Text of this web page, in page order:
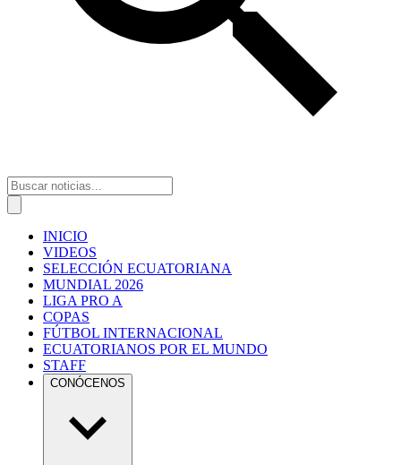
INICIO
VIDEOS
SELECCIÓN ECUATORIANA
MUNDIAL 2026
LIGA PRO A
COPAS
FÚTBOL INTERNACIONAL
ECUATORIANOS POR EL MUNDO
STAFF
CONÓCENOS